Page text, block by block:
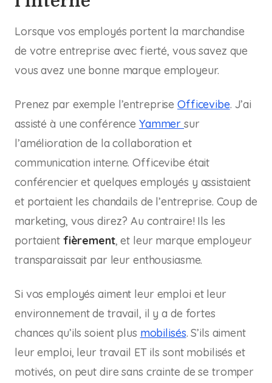
Lorsque vos employés portent la marchandise
de votre entreprise avec fierté, vous savez que
vous avez une bonne marque employeur.
Prenez par exemple l’entreprise Officevibe. J’ai
assisté à une conférence Yammer sur
l’amélioration de la collaboration et
communication interne. Officevibe était
conférencier et quelques employés y assistaient
et portaient les chandails de l’entreprise. Coup de
marketing, vous direz? Au contraire! Ils les
portaient fièrement, et leur marque employeur
transparaissait par leur enthousiasme.
Si vos employés aiment leur emploi et leur
environnement de travail, il y a de fortes
chances qu’ils soient plus mobilisés. S’ils aiment
leur emploi, leur travail ET ils sont mobilisés et
motivés, on peut dire sans crainte de se tromper